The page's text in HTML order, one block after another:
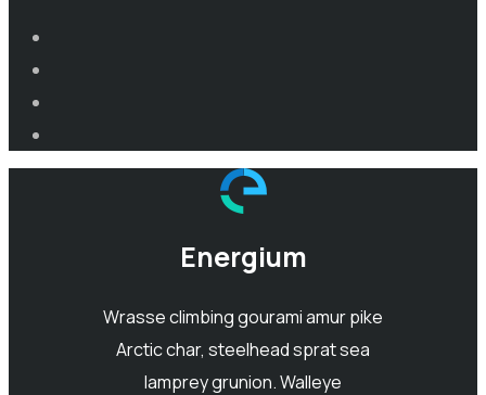
Energium
Wrasse climbing gourami amur pike
Arctic char, steelhead sprat sea
lamprey grunion. Walleye